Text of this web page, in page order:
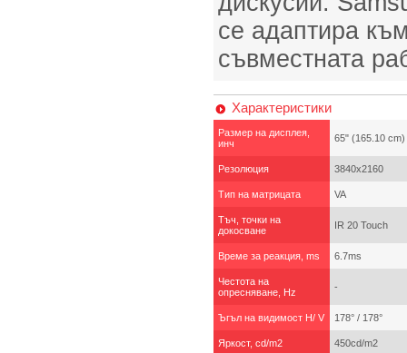
се адаптира
съвместната
Характеристики
Размер на дисплея,
инч
65" (165.10 cm)
Резолюция 3840x2160
Тип на матрицата VA
Тъч, точки на
докосване
IR 20 Touch
Време за реакция, ms 6.7ms
Честота на
опресняване, Hz
-
Ъгъл на видимост H/ V 178° / 178°
Яркост, cd/m2 450cd/m2